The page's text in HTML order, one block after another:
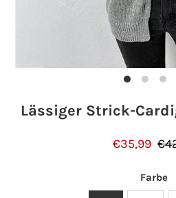
Lässiger Strick-
€35,99
Farbe